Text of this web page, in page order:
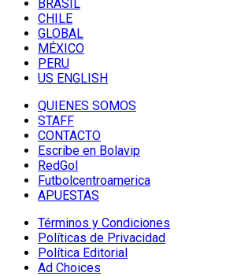
BRASIL
CHILE
GLOBAL
MÉXICO
PERU
US ENGLISH
QUIENES SOMOS
STAFF
CONTACTO
Escribe en Bolavip
RedGol
Futbolcentroamerica
APUESTAS
Términos y Condiciones
Políticas de Privacidad
Política Editorial
Ad Choices